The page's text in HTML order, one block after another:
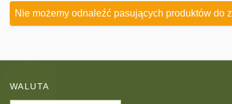
Nie możemy odnaleźć pasujących produktów do
WALUTA